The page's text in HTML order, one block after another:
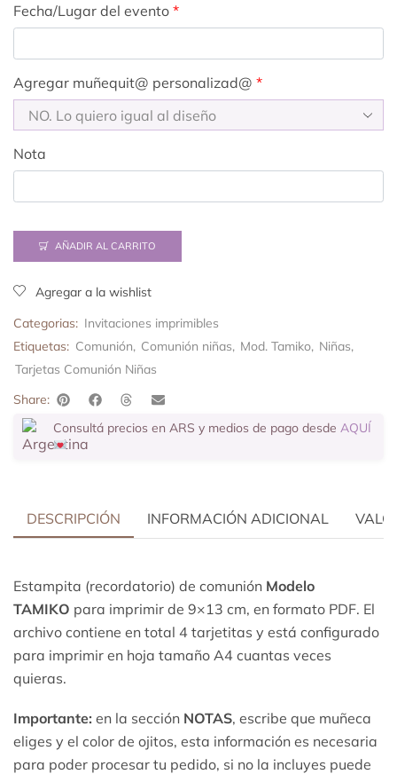
Fecha/Lugar del evento *
Agregar muñequit@ personalizad@ *
Nota
AÑADIR AL CARRITO
Agregar a la wishlist
Categorias: Invitaciones imprimibles
Etiquetas: Comunión, Comunión niñas, Mod. Tamiko, Niñas,
Tarjetas Comunión Niñas
Share:
Consultá precios en ARS y medios de pago desde AQUÍ
DESCRIPCIÓN INFORMACIÓN ADICIONAL
Estampita (recordatorio) de comunión Modelo
TAMIKO para imprimir de 9×13 cm, en formato PDF. El
archivo contiene en total 4 tarjetitas y está configurado
para imprimir en hoja tamaño A4 cuantas veces
quieras.
Importante: en la sección NOTAS, escribe que muñeca
eliges y el color de ojitos, esta información es necesaria
para poder procesar tu pedido, si no la incluyes puede